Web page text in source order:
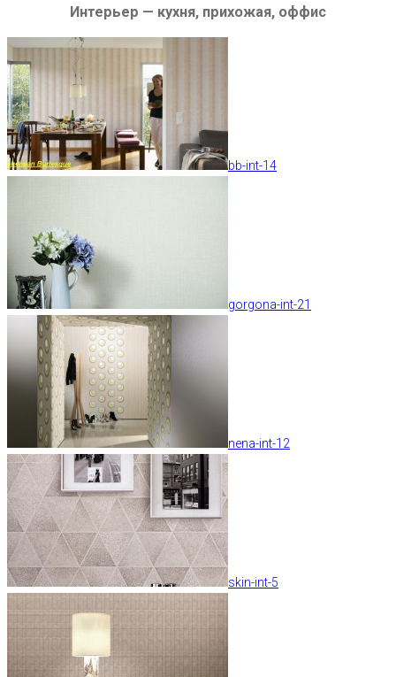
Интерьер — кухня, прихожая, оффис
bb-int-14
gorgona-int-21
nena-int-12
skin-int-5